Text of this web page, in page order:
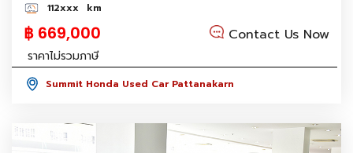
112xxx km
฿ 669,000 Contact Us Now
ราคาไม่รวมภาษี
Summit Honda Used Car Pattanakarn